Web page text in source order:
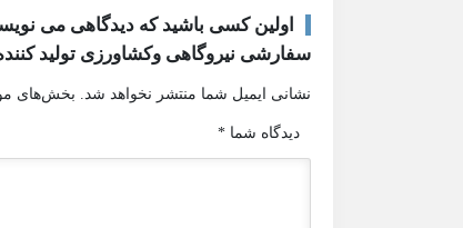
اولین کسی باشید که دیدگاهی می
سفارشی نیروگاهی وکشاورزی تولید
نشانی ایمیل شما منتشر نخواهد شد. بخش‌های
دیدگاه شما *